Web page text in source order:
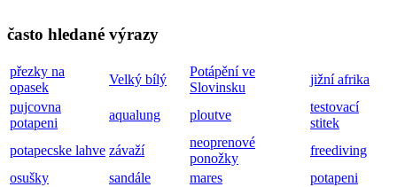
často hledané výrazy
přezky na
opasek
Velký bílý
Potápění ve
Slovinsku
jižní afrika
pujcovna
potapeni
aqualung ploutve
testovací
stitek
potapecske lahve závaží
neoprenové
ponožky
freediving
osušky
sandále mares
potapeni